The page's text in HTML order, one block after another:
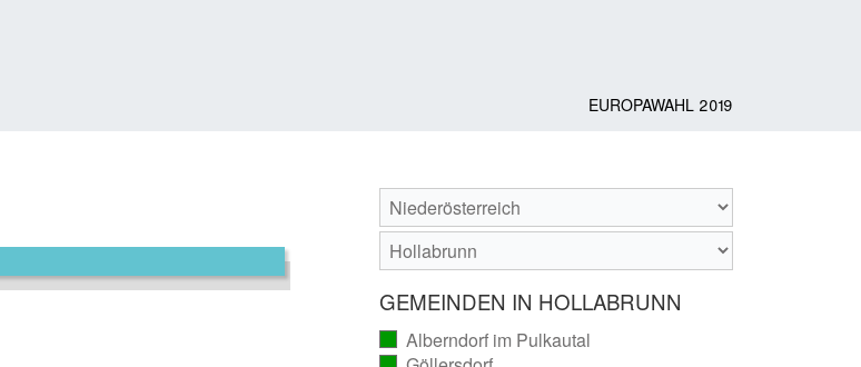
EUROPAWAHL 2019
GEMEINDEN IN HOLLABRUNN
Alberndorf im Pulkautal(vollständig